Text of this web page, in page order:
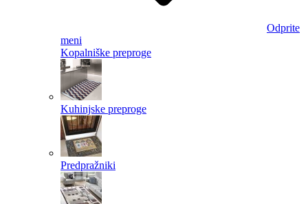
Odprite
meni
Kopalniške preproge
Kuhinjske preproge
Predpražniki